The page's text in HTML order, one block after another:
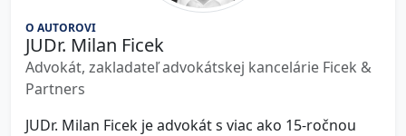
O AUTOROVI
JUDr. Milan Ficek
Advokát, zakladateľ advokátskej kancelárie Ficek &
Partners
JUDr. Milan Ficek je advokát s viac ako 15-ročnou